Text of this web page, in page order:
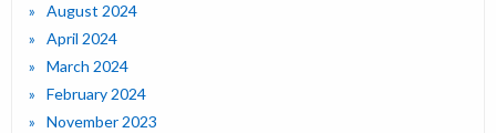
August 2024
April 2024
March 2024
February 2024
November 2023